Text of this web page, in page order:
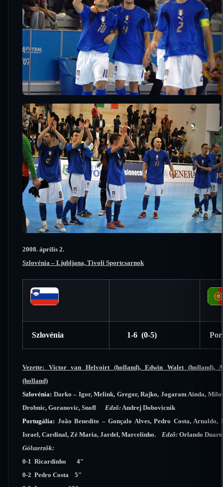
2008. április 2.
Szlovénia – Ljubljana, Tivoli Sportcsarnok
Szlovénia 1-6 (0-5)
Vezette: Victor van Helvoirt (holland), Edwin Walet (holland),
(holland)
Szlovénia: Darko – Igor, Melink, Gregor, Rajko, Jogaram Ainda,
Drobnic, Goranovic, Snofl Edzõ: Andrej Dobovicnik
Portugália: João Benedito – Gonçalo Alves, Pedro Costa, Arnaldo,
Israel, Cardinal, Zé Maria, Jardel, Marcelinho. Edzõ: Orlando
Gólszerzõk:
0-1 Ricardinho 4″
0-2 Pedro Costa 5″